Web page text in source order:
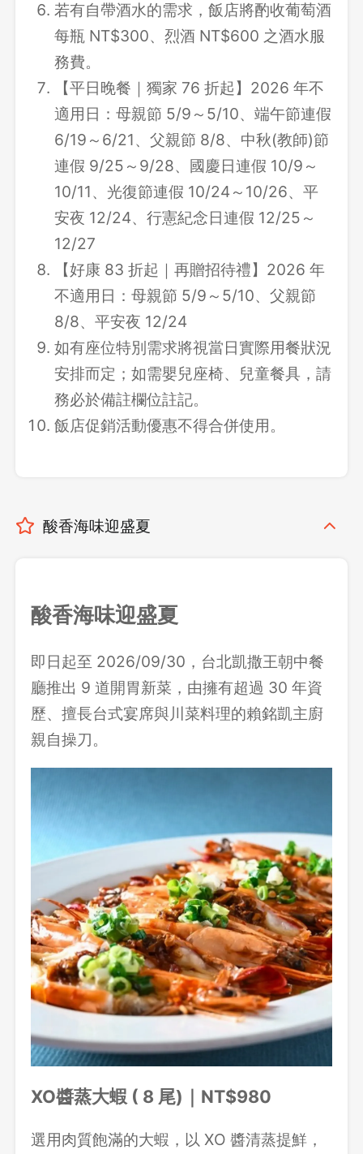
若有自帶酒水的需求，飯店將酌收葡萄酒
每瓶 NT$300、烈酒 NT$600 之酒水服
務費。
【平日晚餐｜獨家 76 折起】2026 年不
適用日：母親節 5/9～5/10、端午節連假
6/19～6/21、父親節 8/8、中秋(教師)節
連假 9/25～9/28、國慶日連假 10/9～
10/11、光復節連假 10/24～10/26、平
安夜 12/24、行憲紀念日連假 12/25～
12/27
【好康 83 折起｜再贈招待禮】2026 年
不適用日：母親節 5/9～5/10、父親節
8/8、平安夜 12/24
如有座位特別需求將視當日實際用餐狀況
安排而定；如需嬰兒座椅、兒童餐具，請
務必於備註欄位註記。
飯店促銷活動優惠不得合併使用。
酸香海味迎盛夏
酸香海味迎盛夏
即日起至 2026/09/30，台北凱撒王朝中餐
廳推出 9 道開胃新菜，由擁有超過 30 年資
歷、擅長台式宴席與川菜料理的賴銘凱主廚
親自操刀。
XO醬蒸大蝦 ( 8 尾)｜NT$980
選用肉質飽滿的大蝦，以 XO 醬清蒸提鮮，